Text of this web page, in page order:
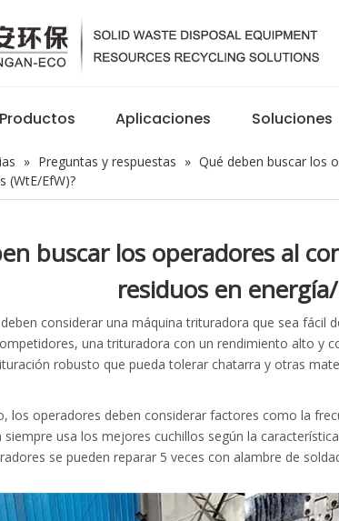
Productos Aplicaciones Soluciones
» Preguntas y respuestas » Qué deben buscar los
(WtE/EfW)?
buscar los operadores al
residuos en
considerar una máquina trituradora que sea
una trituradora con un rendimiento alto y
robusto que pueda tolerar chatarra y otras
los operadores deben considerar factores como la
siempre usa los mejores cuchillos según la
se pueden reparar 5 veces con alambre de